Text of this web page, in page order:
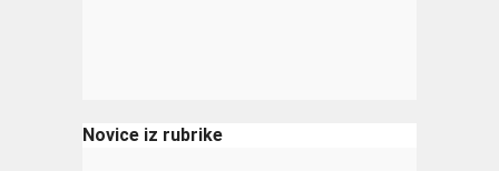
Novice iz rubrike